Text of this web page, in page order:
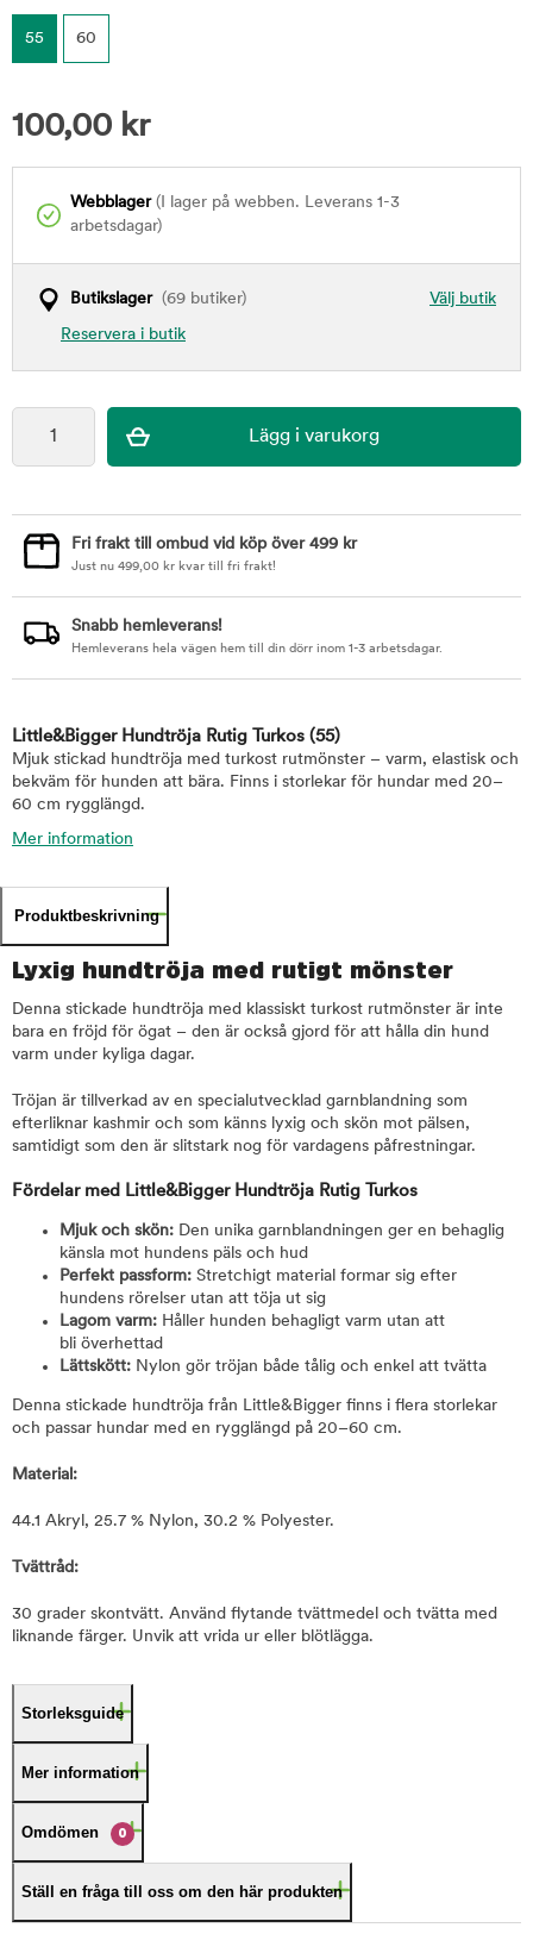
55 60
100,00 kr
Webblager(I lager på webben. Leverans 1-3
arbetsdagar)
Välj butik
Butikslager(69 butiker)
Reservera i butik
Fri frakt till ombud vid köp över 499 kr
Just nu 499,00 kr kvar till fri frakt!
Snabb hemleverans!
Hemleverans hela vägen hem till din dörr inom 1-3 arbetsdagar.
Little&Bigger Hundtröja Rutig Turkos (55)
Mjuk stickad hundtröja med turkost rutmönster – varm, elastisk och
bekväm för hunden att bära. Finns i storlekar för hundar med 20–
60 cm rygglängd.
Mer information
Produktbeskrivning
Lyxig hundtröja med rutigt mönster
Denna stickade hundtröja med klassiskt turkost rutmönster är inte
bara en fröjd för ögat – den är också gjord för att hålla din hund
varm under kyliga dagar.
Tröjan är tillverkad av en specialutvecklad garnblandning som
efterliknar kashmir och som känns lyxig och skön mot pälsen,
samtidigt som den är slitstark nog för vardagens påfrestningar.
Fördelar med Little&Bigger Hundtröja Rutig Turkos
Mjuk och skön: Den unika garnblandningen ger en behaglig
känsla mot hundens päls och hud
Perfekt passform: Stretchigt material formar sig efter
hundens rörelser utan att töja ut sig
Lagom varm: Håller hunden behagligt varm utan att
bli överhettad
Lättskött: Nylon gör tröjan både tålig och enkel att tvätta
Denna stickade hundtröja från Little&Bigger finns i flera storlekar
och passar hundar med en rygglängd på 20–60 cm.
Material:
44.1 Akryl, 25.7 % Nylon, 30.2 % Polyester.
Tvättråd:
30 grader skontvätt. Använd flytande tvättmedel och tvätta med
liknande färger. Unvik att vrida ur eller blötlägga.
Storleksguide
Mer information
Omdömen 0
Ställ en fråga till oss om den här produkten